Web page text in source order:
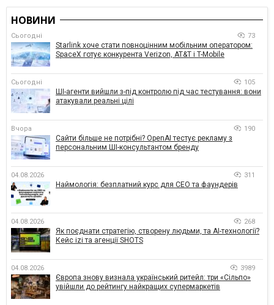
НОВИНИ
Сьогодні 73
Starlink хоче стати повноцінним мобільним оператором:
SpaceX готує конкурента Verizon, AT&T і T-Mobile
Сьогодні 105
ШІ-агенти вийшли з-під контролю під час тестування: вони
атакували реальні цілі
Вчора 190
Сайти більше не потрібні? OpenAI тестує рекламу з
персональним ШІ-консультантом бренду
04.08.2026 311
Наймологія: безплатний курс для CEO та фаундерів
04.08.2026 268
Як поєднати стратегію, створену людьми, та AI-технології?
Кейс izi та агенції SHOTS
04.08.2026 3989
Європа знову визнала український ритейл: три «Сільпо»
увійшли до рейтингу найкращих супермаркетів